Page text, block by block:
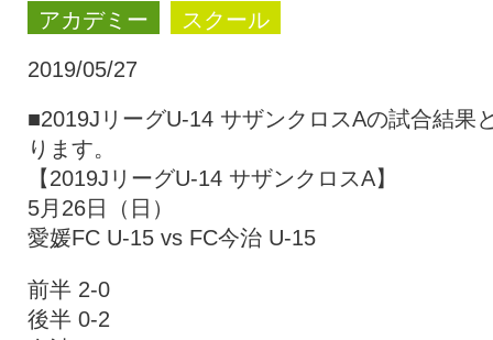
スクール
トップチーム アカデミー
アカデミー スクール
2019/05/27
■2019JリーグU-14 サザンクロスAの試合結果
ります。
【2019JリーグU-14 サザンクロスA】
5月26日（日）
愛媛FC U-15 vs FC今治 U-15
前半 2-0
後半 0-2